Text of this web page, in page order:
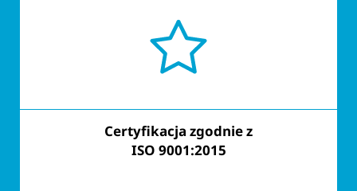
Certyfikacja zgodnie z
ISO 9001:2015
Certyfikacja zgodnie z
ISO 9001:2015